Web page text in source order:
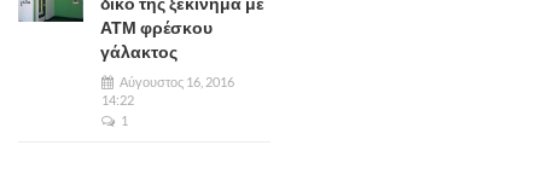
ΑΤΜ φρέσκου
γάλακτος
Αύγουστος 16, 2016
14:22
1